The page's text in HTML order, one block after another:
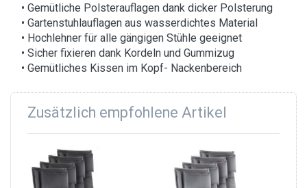
• Gemütliche Polsterauflagen dank dicker Polsterung
• Gartenstuhlauflagen aus wasserdichtes Material
• Hochlehner für alle gängigen Stühle geeignet
• Sicher fixieren dank Kordeln und Gummizug
• Gemütliches Kissen im Kopf- Nackenbereich
Zusätzlich empfohlene Artikel